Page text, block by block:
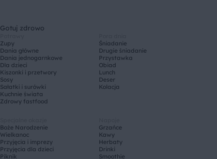
Gotuj zdrowo
Zupy
Dania główne
Dania jednogarnkowe
Dla dzieci
Kiszonki i przetwory
Sosy
Sałatki i surówki
Kuchnie świata
Zdrowy fastfood
Śniadanie
Drugie śniadanie
Przystawka
Obiad
Lunch
Deser
Kolacja
Boże Narodzenie
Wielkanoc
Przyjęcia i imprezy
Przyjęcia dla dzieci
Piknik
Grzańce
Kawy
Herbaty
Drinki
Smoothie